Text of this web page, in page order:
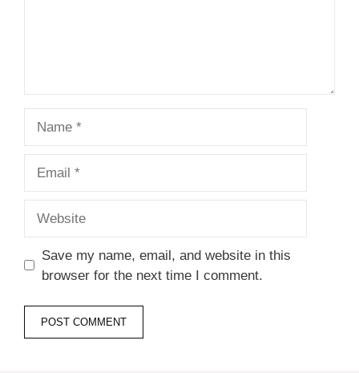
Save my name, email, and website in this
browser for the next time I comment.